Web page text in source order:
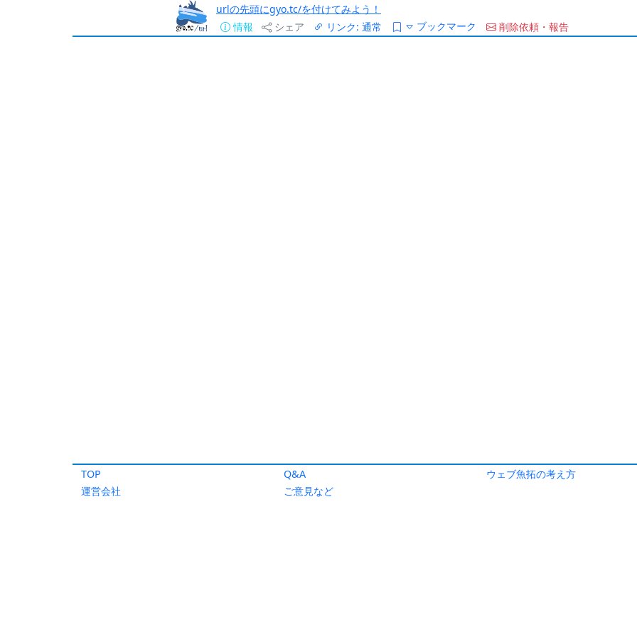
urlの先頭にgyo.tc/を付けてみよう！
情報
シェア リンク: 通常 ブックマーク 削除依頼・報告
TOP Q&A
ウェブ魚拓の考え方
運営会社
ご意見など